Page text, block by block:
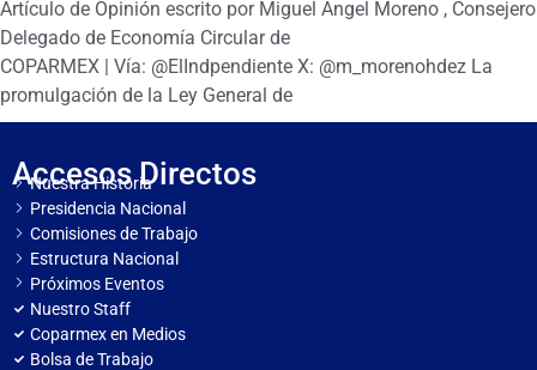
Artículo de Opinión escrito por Miguel Ángel Moreno , Consejero
Delegado de Economía Circular de
COPARMEX | Vía: @ElIndpendiente X: @m_morenohdez La
promulgación de la Ley General de
Accesos Directos
Nuestra Historia
Presidencia Nacional
Comisiones de Trabajo
Estructura Nacional
Próximos Eventos
Nuestro Staff
Coparmex en Medios
Bolsa de Trabajo